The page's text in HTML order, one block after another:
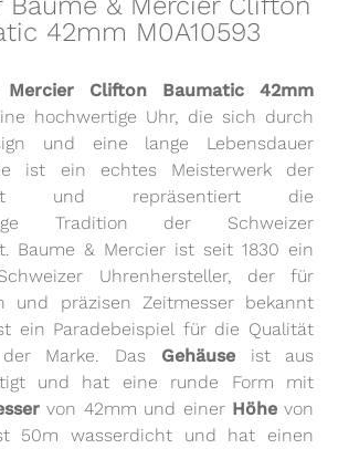
42mm M0A10593
Clifton Baumatic 42mm
hochwertige Uhr, die sich durch
und eine lange Lebensdauer
ist ein echtes Meisterwerk der
und repräsentiert die
Tradition der Schweizer
Uhrenhersteller, der für
und präzisen Zeitmesser bekannt
ein Paradebeispiel für die Qualität
Marke. Das Gehäuse ist aus
und hat eine runde Form mit
von 42mm und einer Höhe von
50m wasserdicht und hat einen